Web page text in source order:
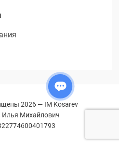
2026 — IM Kosarev
Илья Михайлович